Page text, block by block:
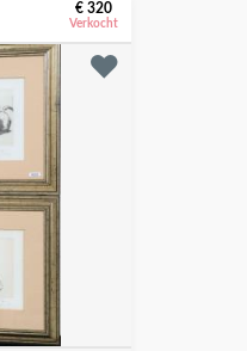
€ 320
Verkocht